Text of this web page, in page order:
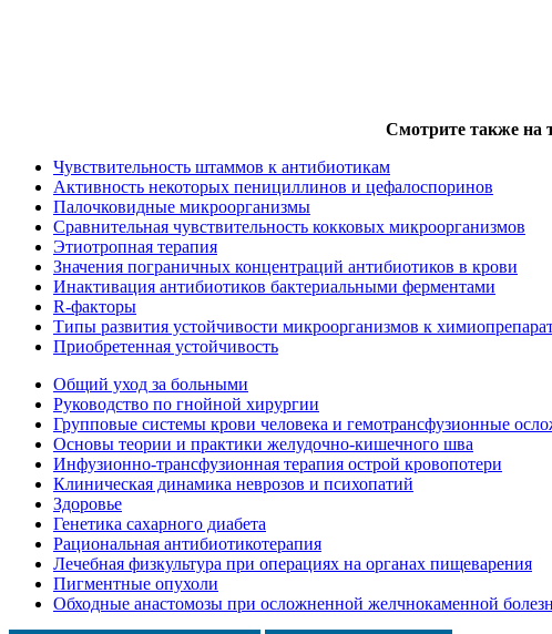
Смотрите также на
Чувствительность штаммов к антибиотикам
Активность некоторых пенициллинов и цефалоспоринов
Палочковидные микроорганизмы
Сравнительная чувствительность кокковых микроорганизмов
Этиотропная терапия
Значения пограничных концентраций антибиотиков в крови
Инактивация антибиотиков бактериальными ферментами
R-факторы
Типы развития устойчивости микроорганизмов к
Приобретенная устойчивость
Общий уход за больными
Руководство по гнойной хирургии
Групповые системы крови человека и гемотрансфузионные
Основы теории и практики желудочно-кишечного шва
Инфузионно-трансфузионная терапия острой кровопотери
Клиническая динамика неврозов и психопатий
Здоровье
Генетика сахарного диабета
Рациональная антибиотикотерапия
Лечебная физкультура при операциях на органах пищеварения
Пигментные опухоли
Обходные анастомозы при осложненной желчнокаменной